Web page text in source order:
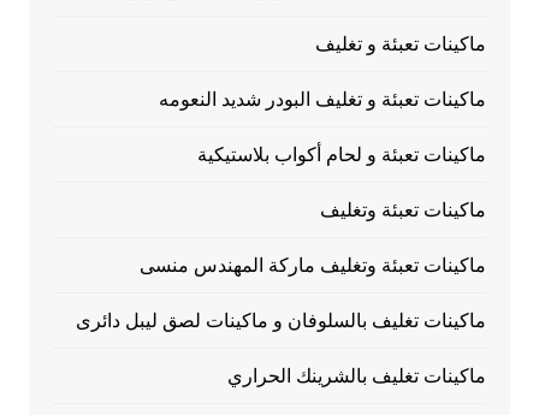
ماكينات تعبئة و تغليف
ماكينات تعبئة و تغليف البودر شديد النعومه
ماكينات تعبئة و لحام أكواب بلاستيكية
ماكينات تعبئة وتغليف
ماكينات تعبئة وتغليف ماركة المهندس منسى
ماكينات تغليف بالسلوفان و ماكينات لصق ليبل دائرى
ماكينات تغليف بالشرينك الحراري